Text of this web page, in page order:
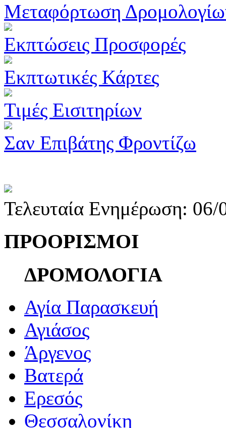
Μεταφόρτωση
Εκπτώσεις Προσφορές
Εκπτωτικές Κάρτες
Τιμές Εισιτηρίων
Σαν Επιβάτης Φροντίζω
Τελευταία Ενημέρωση:
ΠΡΟΟΡΙΣΜΟΙ
ΔΡΟΜΟΛΟΓΙΑ
Αγία Παρασκευή
Αγιάσος
Άργενος
Βατερά
Ερεσός
Θεσσαλονίκη